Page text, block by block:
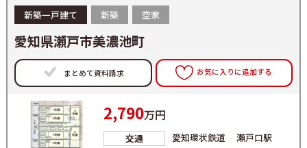
新築一戸建て 新築 空家
愛知県瀬戸市美濃池町
まとめて資料請求 お気に入りに追加する
2,790万円
交通
愛知環状鉄道 瀬戸口駅